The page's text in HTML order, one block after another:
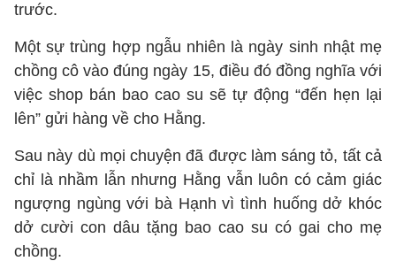
trước.
Một sự trùng hợp ngẫu nhiên là ngày sinh nhật mẹ
chồng cô vào đúng ngày 15, điều đó đồng nghĩa với
việc shop bán bao cao su sẽ tự động “đến hẹn lại
lên” gửi hàng về cho Hằng.
Sau này dù mọi chuyện đã được làm sáng tỏ, tất cả
chỉ là nhầm lẫn nhưng Hằng vẫn luôn có cảm giác
ngượng ngùng với bà Hạnh vì tình huống dở khóc
dở cười con dâu tặng bao cao su có gai cho mẹ
chồng.